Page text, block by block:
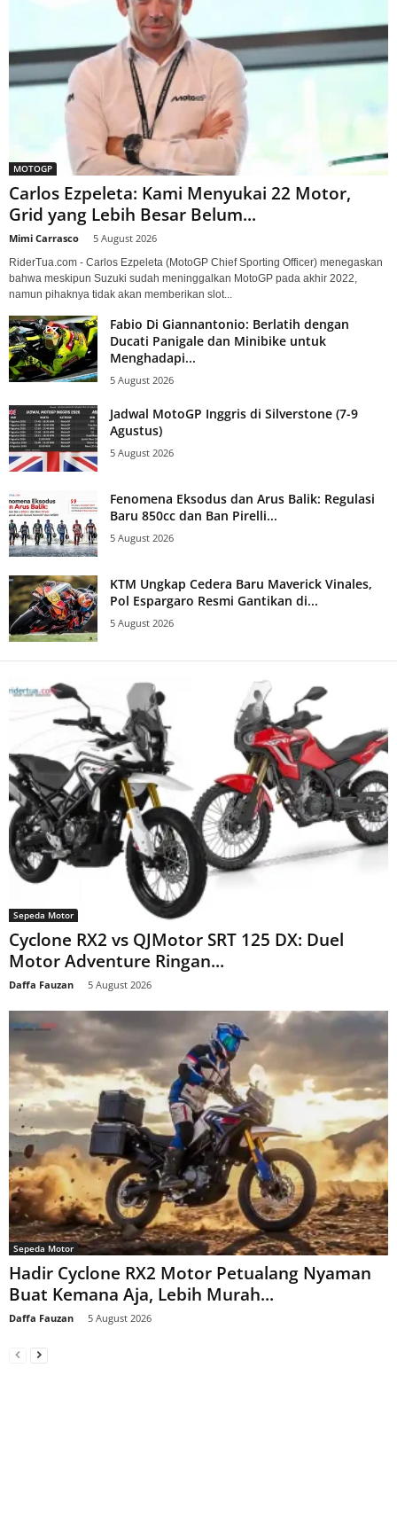
MOTOGP
Carlos Ezpeleta: Kami Menyukai 22 Motor,
Grid yang Lebih Besar Belum...
Mimi Carrasco 5 August 2026
RiderTua.com - Carlos Ezpeleta (MotoGP Chief Sporting Officer) menegaskan
bahwa meskipun Suzuki sudah meninggalkan MotoGP pada akhir 2022,
namun pihaknya tidak akan memberikan slot...
Fabio Di Giannantonio: Berlatih dengan
Ducati Panigale dan Minibike untuk
Menghadapi...
5 August 2026
Jadwal MotoGP Inggris di Silverstone (7-9
Agustus)
5 August 2026
Fenomena Eksodus dan Arus Balik: Regulasi
Baru 850cc dan Ban Pirelli...
5 August 2026
KTM Ungkap Cedera Baru Maverick Vinales,
Pol Espargaro Resmi Gantikan di...
5 August 2026
Sepeda Motor
Cyclone RX2 vs QJMotor SRT 125 DX: Duel
Motor Adventure Ringan...
Daffa Fauzan 5 August 2026
Sepeda Motor
Hadir Cyclone RX2 Motor Petualang Nyaman
Buat Kemana Aja, Lebih Murah...
Daffa Fauzan 5 August 2026